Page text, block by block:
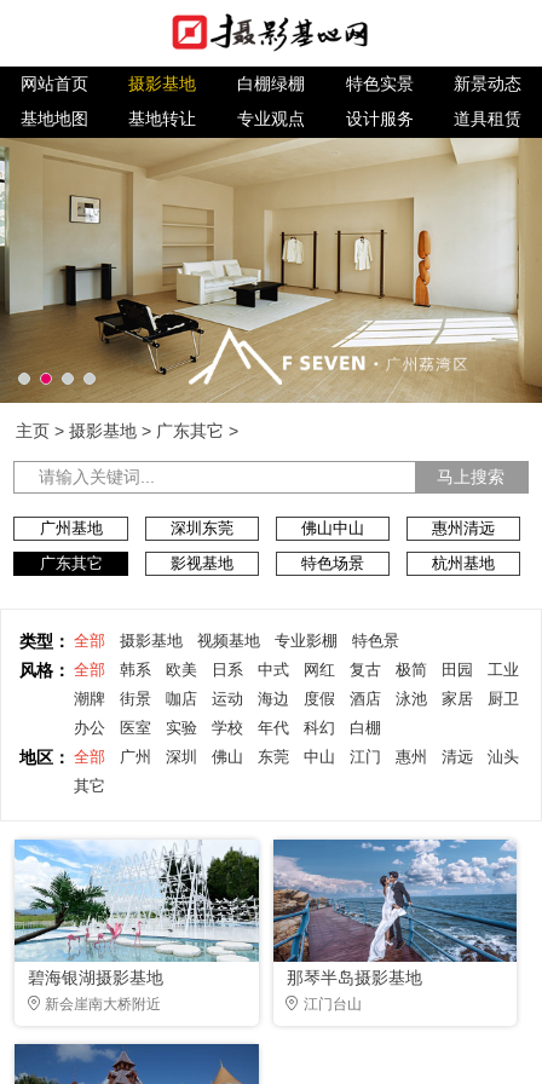
网站首页 摄影基地 白棚绿棚 特色实景
新景动态
基地地图
基地转让 专业观点 设计服务 道具租赁
主页 >摄影基地 > 广东其它 >
马上搜索
广州基地 深圳东莞 佛山中山
惠州清远
广东其它
影视基地 特色场景 杭州基地
类型： 全部 摄影基地 视频基地 专业影棚 特色景
风格： 全部 韩系 欧美 日系 中式 网红 复古 极简 田园
工业
潮牌
街景 咖店 运动 海边 度假 酒店 泳池 家居
厨卫
办公
医室 实验 学校 年代 科幻 白棚
地区： 全部 广州 深圳 佛山 东莞 中山 江门 惠州 清远
汕头
其它
碧海银湖摄影基地
新会崖南大桥附近
那琴半岛摄影基地
江门台山